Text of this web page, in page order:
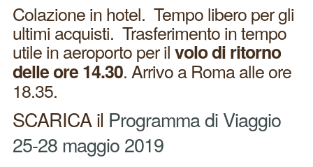
Colazione in hotel. Tempo libero per gli
ultimi acquisti. Trasferimento in tempo
utile in aeroporto per ilvolo di ritorno
delle ore 14.30. Arrivo a Roma alle ore
18.35.
SCARICA il Programma di Viaggio
25-28 maggio 2019